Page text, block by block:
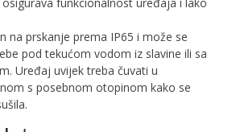
na prskanje prema IP65 i može se
pod tekućom vodom iz slavine ili sa
Uređaj uvijek treba čuvati u
s posebnom otopinom kako se